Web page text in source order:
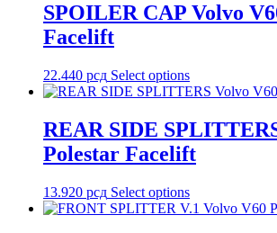
SPOILER CAP Volvo
Facelift
22.440 рсд Select options
REAR SIDE
Polestar Facelift
13.920 рсд Select options